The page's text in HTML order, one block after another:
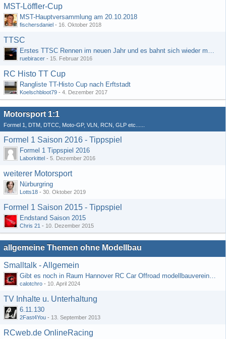
MST-Löffler-Cup
MST-Hauptversammlung am 20.10.2018
fischersdaniel - 16. Oktober 2018
TTSC
Erstes TTSC Rennen im neuen Jahr und es bahnt sich wieder mal eine Rekordteilnehmerzahl an
ruebiracer - 15. Februar 2016
RC Histo TT Cup
Rangliste TT-Histo Cup nach Erftstadt
Koelschbloot79 - 4. Dezember 2017
Motorsport 1:1
Formel 1, DTM, DTCC, Moto-GP, VLN, RCN, GLP etc......
Formel 1 Saison 2016 - Tippspiel
Formel 1 Tippspiel 2016
Laborkittel - 5. Dezember 2016
weiterer Motorsport
Nürburgring
Lotts18 - 30. Oktober 2019
Formel 1 Saison 2015 - Tippspiel
Endstand Saison 2015
Chris 21 - 10. Dezember 2015
allgemeine Themen ohne Modellbau
Smalltalk - Allgemein
Gibt es noch in Raum Hannover RC Car Offroad modellbauvereine, habe selbst schon gegoogelt aber erfolglos
calotchro - 10. April 2024
TV Inhalte u. Unterhaltung
6.11.130
2Fast4You - 13. September 2013
RCweb.de OnlineRacing